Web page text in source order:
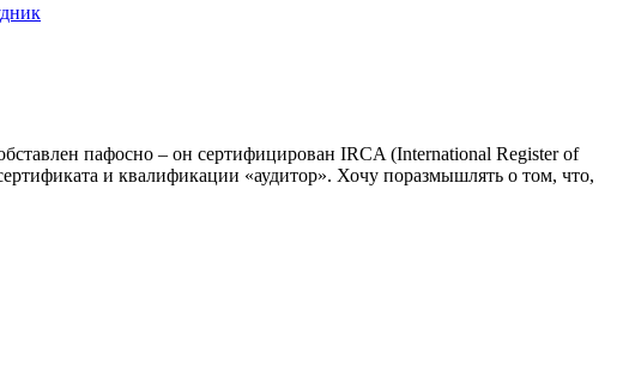
пафосно – он сертифицирован IRCA (International Register of
и квалификации «аудитор». Хочу поразмышлять о том, что,